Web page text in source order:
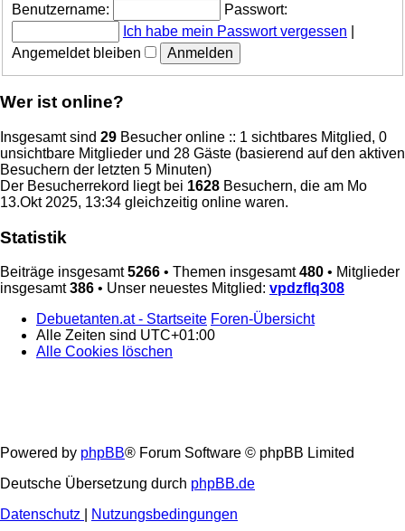
Benutzername:
Passwort:
Ich habe mein Passwort vergessen
Angemeldet bleiben
Wer ist online?
Insgesamt sind 29 Besucher online :: 1 sichtbares Mitglied, 0
unsichtbare Mitglieder und 28 Gäste (basierend auf den aktiven
Besuchern der letzten 5 Minuten)
Der Besucherrekord liegt bei 1628 Besuchern, die am Mo
13.Okt 2025, 13:34 gleichzeitig online waren.
Statistik
Beiträge insgesamt5266 • Themen insgesamt480 • Mitglieder
insgesamt386 • Unser neuestes Mitglied: vpdzflq308
Debuetanten.at - Startseite Foren-Übersicht
Alle Zeiten sind UTC+01:00
Alle Cookies löschen
Powered by phpBB® Forum Software © phpBB Limited
Deutsche Übersetzung durch phpBB.de
Datenschutz
Nutzungsbedingungen